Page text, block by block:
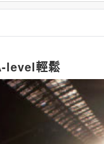
level輕鬆